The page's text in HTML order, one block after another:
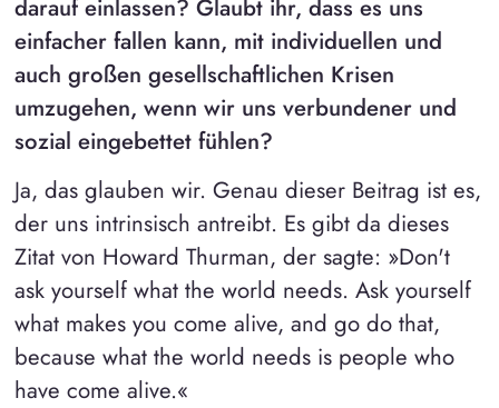
darauf einlassen? Glaubt ihr, dass es uns
einfacher fallen kann, mit individuellen und
auch großen gesellschaftlichen Krisen
umzugehen, wenn wir uns verbundener und
sozial eingebettet fühlen?
Ja, das glauben wir. Genau dieser Beitrag ist es,
der uns intrinsisch antreibt. Es gibt da dieses
Zitat von Howard Thurman, der sagte: »Don't
ask yourself what the world needs. Ask yourself
what makes you come alive, and go do that,
because what the world needs is people who
have come alive.«